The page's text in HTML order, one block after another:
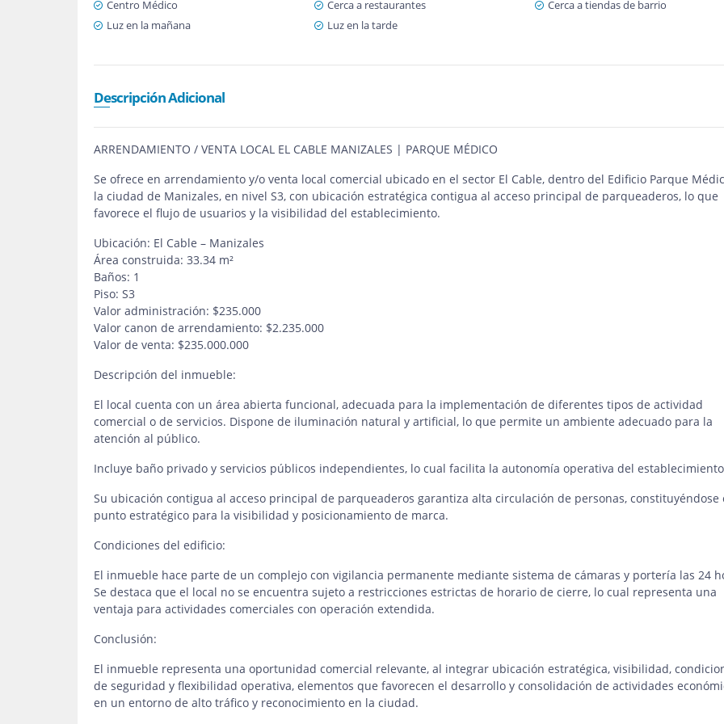
Centro Médico
Cerca a restaurantes
Cerca a tiendas de barrio
Luz en la mañana
Luz en la tarde
Descripción Adicional
ARRENDAMIENTO / VENTA LOCAL EL CABLE MANIZALES | PARQUE MÉDICO
Se ofrece en arrendamiento y/o venta local comercial ubicado en el sector El Cable, dentro del Edificio Parque
la ciudad de Manizales, en nivel S3, con ubicación estratégica contigua al acceso principal de parqueaderos, lo que
favorece el flujo de usuarios y la visibilidad del establecimiento.
Ubicación: El Cable – Manizales
Área construida: 33.34 m²
Baños: 1
Piso: S3
Valor administración: $235.000
Valor canon de arrendamiento: $2.235.000
Valor de venta: $235.000.000
Descripción del inmueble:
El local cuenta con un área abierta funcional, adecuada para la implementación de diferentes tipos de actividad
comercial o de servicios. Dispone de iluminación natural y artificial, lo que permite un ambiente adecuado para la
atención al público.
Incluye baño privado y servicios públicos independientes, lo cual facilita la autonomía operativa del
Su ubicación contigua al acceso principal de parqueaderos garantiza alta circulación de personas, constituyéndose
punto estratégico para la visibilidad y posicionamiento de marca.
Condiciones del edificio:
El inmueble hace parte de un complejo con vigilancia permanente mediante sistema de cámaras y portería las 24
Se destaca que el local no se encuentra sujeto a restricciones estrictas de horario de cierre, lo cual representa una
ventaja para actividades comerciales con operación extendida.
Conclusión:
El inmueble representa una oportunidad comercial relevante, al integrar ubicación estratégica, visibilidad,
de seguridad y flexibilidad operativa, elementos que favorecen el desarrollo y consolidación de actividades
en un entorno de alto tráfico y reconocimiento en la ciudad.